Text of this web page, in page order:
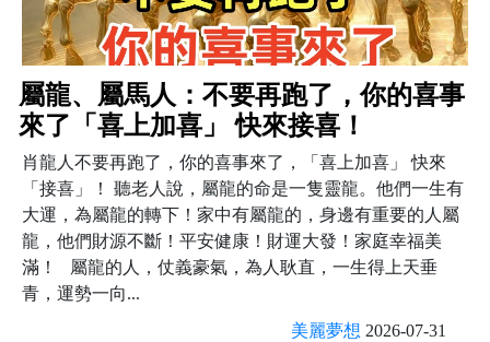
屬龍、屬馬人：不要再跑了，你的喜事
來了「喜上加喜」 快來接喜！
肖龍人不要再跑了，你的喜事來了，「喜上加喜」 快來
「接喜」！ 聽老人說，屬龍的命是一隻靈龍。他們一生有
大運，為屬龍的轉下！家中有屬龍的，身邊有重要的人屬
龍，他們財源不斷！平安健康！財運大發！家庭幸福美
滿！ 屬龍的人，仗義豪氣，為人耿直，一生得上天垂
青，運勢一向...
美麗夢想 2026-07-31